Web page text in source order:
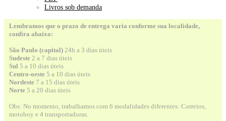
Livros sob demanda
Lembramos que o prazo de entrega varia conforme sua localidade,
confira abaixo:
São Paulo (capital) 24h a 3 dias úteis
Sudeste 2 a 7 dias úteis
Sul 5 a 10 dias úteis
Centro-oeste 5 a 10 dias úteis
Nordeste 7 a 15 dias úteis
Norte 5 a 20 dias úteis
Obs: No momento, trabalhamos com 6 modalidades diferentes: Correios,
motoboy e 4 transportadoras.